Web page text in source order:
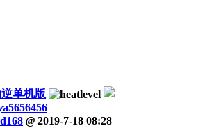
单机版
a5656456
@ 2019-7-18 08:28